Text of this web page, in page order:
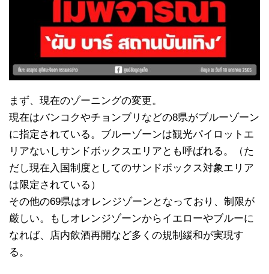
まず、現在のゾーニングの変更。
現在はバンコクやチョンブリなどの8県がブルーゾーン
に指定されている。ブルーゾーンは観光パイロットエ
リアないしサンドボックスエリアとも呼ばれる。（た
だし現在入国制度としてのサンドボックス対象エリア
は限定されている）
その他の69県はオレンジゾーンとなっており、制限が
厳しい。もしオレンジゾーンからイエローやブルーに
なれば、店内飲酒再開など多くの規制緩和が実現す
る。